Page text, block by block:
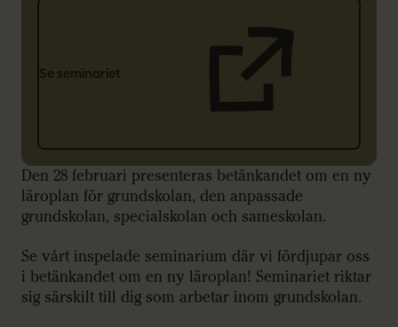
Se seminariet
Den 28 februari presenteras betänkandet om en ny
läroplan för grundskolan, den anpassade
grundskolan, specialskolan och sameskolan.
Se vårt inspelade seminarium där vi fördjupar oss
i betänkandet om en ny läroplan! Seminariet riktar
sig särskilt till dig som arbetar inom grundskolan.